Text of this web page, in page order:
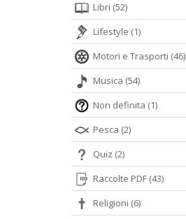
Libri (52)
Lifestyle (1)
Motori e Trasporti (46)
Musica (54)
Non definita (1)
Pesca (2)
Quiz (2)
Raccolte PDF (43)
Religioni (6)